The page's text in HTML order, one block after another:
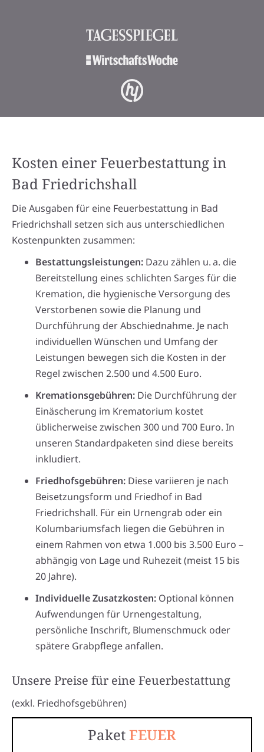
Kosten einer Feuerbestattung in
Bad Friedrichshall
Die Ausgaben für eine Feuerbestattung in Bad
Friedrichshall setzen sich aus unterschiedlichen
Kostenpunkten zusammen:
Bestattungsleistungen: Dazu zählen u. a. die
Bereitstellung eines schlichten Sarges für die
Kremation, die hygienische Versorgung des
Verstorbenen sowie die Planung und
Durchführung der Abschiednahme. Je nach
individuellen Wünschen und Umfang der
Leistungen bewegen sich die Kosten in der
Regel zwischen 2.500 und 4.500 Euro.
Kremationsgebühren: Die Durchführung der
Einäscherung im Krematorium kostet
üblicherweise zwischen 300 und 700 Euro. In
unseren Standardpaketen sind diese bereits
inkludiert.
Friedhofsgebühren: Diese variieren je nach
Beisetzungsform und Friedhof in Bad
Friedrichshall. Für ein Urnengrab oder ein
Kolumbariumsfach liegen die Gebühren in
einem Rahmen von etwa 1.000 bis 3.500 Euro –
abhängig von Lage und Ruhezeit (meist 15 bis
20 Jahre).
Individuelle Zusatzkosten: Optional können
Aufwendungen für Urnengestaltung,
persönliche Inschrift, Blumenschmuck oder
spätere Grabpflege anfallen.
Unsere Preise für eine Feuerbestattung
(exkl. Friedhofsgebühren)
PaketFEUER